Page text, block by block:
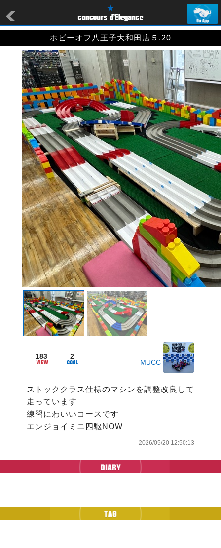
ホビーオフ八王子大和田店５.20
183 2
MUCC
ストッククラス仕様のマシンを調整改良して
走っています
練習にわいいコースです
エンジョイミニ四駆NOW
2026/05/20 12:50:13